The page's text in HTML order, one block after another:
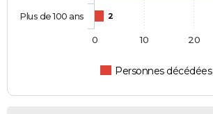
2
Personnes décédées
Plus de 100 ans
0 10 20